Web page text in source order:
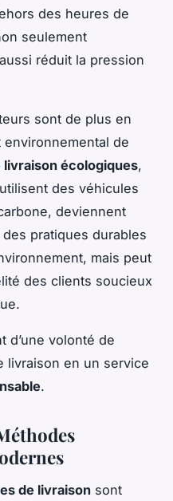
des heures de
seulement
réduit la pression
sont de plus en
environnemental de
livraison écologiques,
des véhicules
deviennent
pratiques durables
mais peut
des clients soucieux
d’une volonté de
livraison en un service
.
de livraison sont